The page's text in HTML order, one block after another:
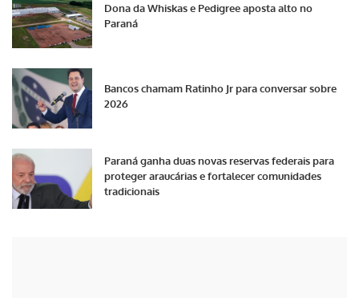
Dona da Whiskas e Pedigree aposta alto no
Paraná
Bancos chamam Ratinho Jr para conversar sobre
2026
Paraná ganha duas novas reservas federais para
proteger araucárias e fortalecer comunidades
tradicionais